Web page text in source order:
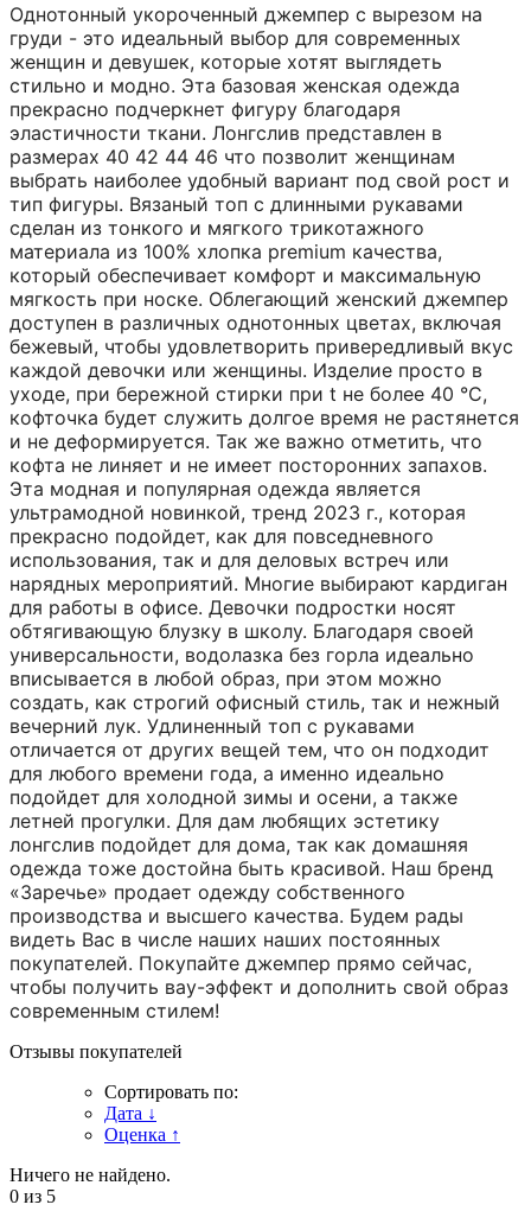
Однотонный укороченный джемпер с вырезом на
груди - это идеальный выбор для современных
женщин и девушек, которые хотят выглядеть
стильно и модно. Эта базовая женская одежда
прекрасно подчеркнет фигуру благодаря
эластичности ткани. Лонгслив представлен в
размерах 40 42 44 46 что позволит женщинам
выбрать наиболее удобный вариант под свой рост и
тип фигуры. Вязаный топ с длинными рукавами
сделан из тонкого и мягкого трикотажного
материала из 100% хлопка premium качества,
который обеспечивает комфорт и максимальную
мягкость при носке. Облегающий женский джемпер
доступен в различных однотонных цветах, включая
бежевый, чтобы удовлетворить привередливый вкус
каждой девочки или женщины. Изделие просто в
уходе, при бережной стирки при t не более 40 °C,
кофточка будет служить долгое время не растянется
и не деформируется. Так же важно отметить, что
кофта не линяет и не имеет посторонних запахов.
Эта модная и популярная одежда является
ультрамодной новинкой, тренд 2023 г., которая
прекрасно подойдет, как для повседневного
использования, так и для деловых встреч или
нарядных мероприятий. Многие выбирают кардиган
для работы в офисе. Девочки подростки носят
обтягивающую блузку в школу. Благодаря своей
универсальности, водолазка без горла идеально
вписывается в любой образ, при этом можно
создать, как строгий офисный стиль, так и нежный
вечерний лук. Удлиненный топ с рукавами
отличается от других вещей тем, что он подходит
для любого времени года, а именно идеально
подойдет для холодной зимы и осени, а также
летней прогулки. Для дам любящих эстетику
лонгслив подойдет для дома, так как домашняя
одежда тоже достойна быть красивой. Наш бренд
«Заречье» продает одежду собственного
производства и высшего качества. Будем рады
видеть Вас в числе наших наших постоянных
покупателей. Покупайте джемпер прямо сейчас,
чтобы получить вау-эффект и дополнить свой образ
современным стилем!
Отзывы покупателей
Сортировать по:
Дата ↓
Оценка ↑
Ничего не найдено.
0 из 5